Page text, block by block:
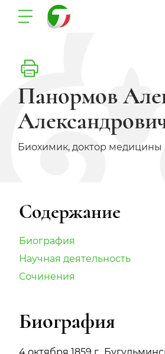
Панормов
Биохимик, доктор медицины
Содержание
Биография
Научная деятельность
Сочинения
Биография